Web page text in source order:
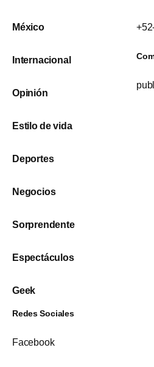
México
Internacional
Opinión
Estilo de vida
Deportes
Negocios
Sorprendente
Espectáculos
Geek
Redes Sociales
Facebook